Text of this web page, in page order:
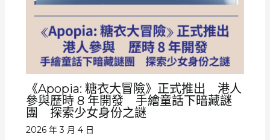
《Apopia: 糖衣大冒險》正式推出 港人
參與歷時 8 年開發 手繪童話下暗藏謎
團 探索少女身份之謎
2026 年 3 月 4 日